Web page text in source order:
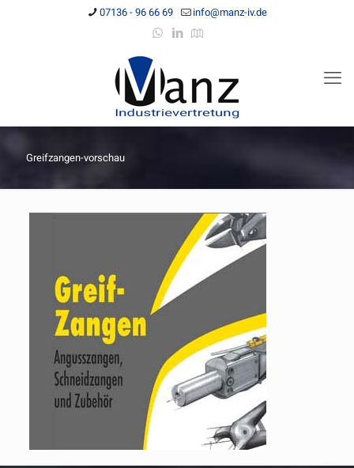
07136 - 96 66 69 info@manz-iv.de
Greifzangen-vorschau